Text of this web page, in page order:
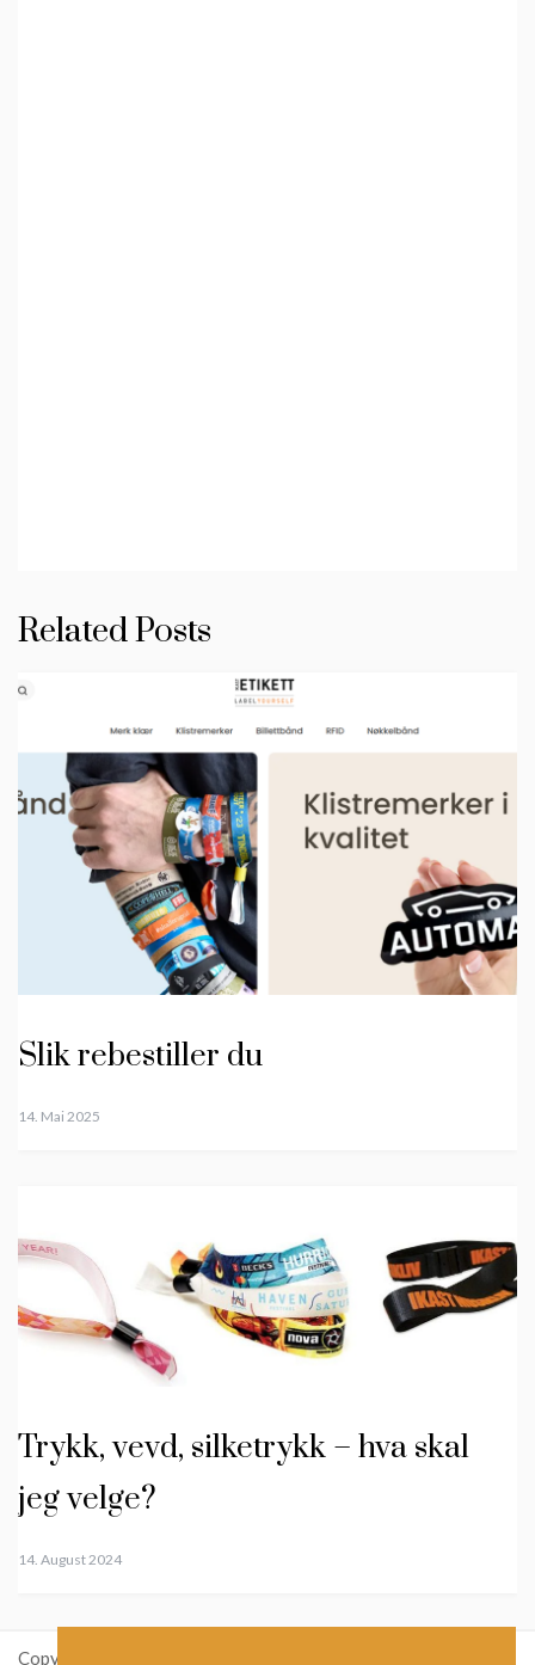
Related Posts
Slik rebestiller du
14. Mai 2025
Trykk, vevd, silketrykk – hva skal
jeg velge?
14. August 2024
Copyright: ikastetikett.no